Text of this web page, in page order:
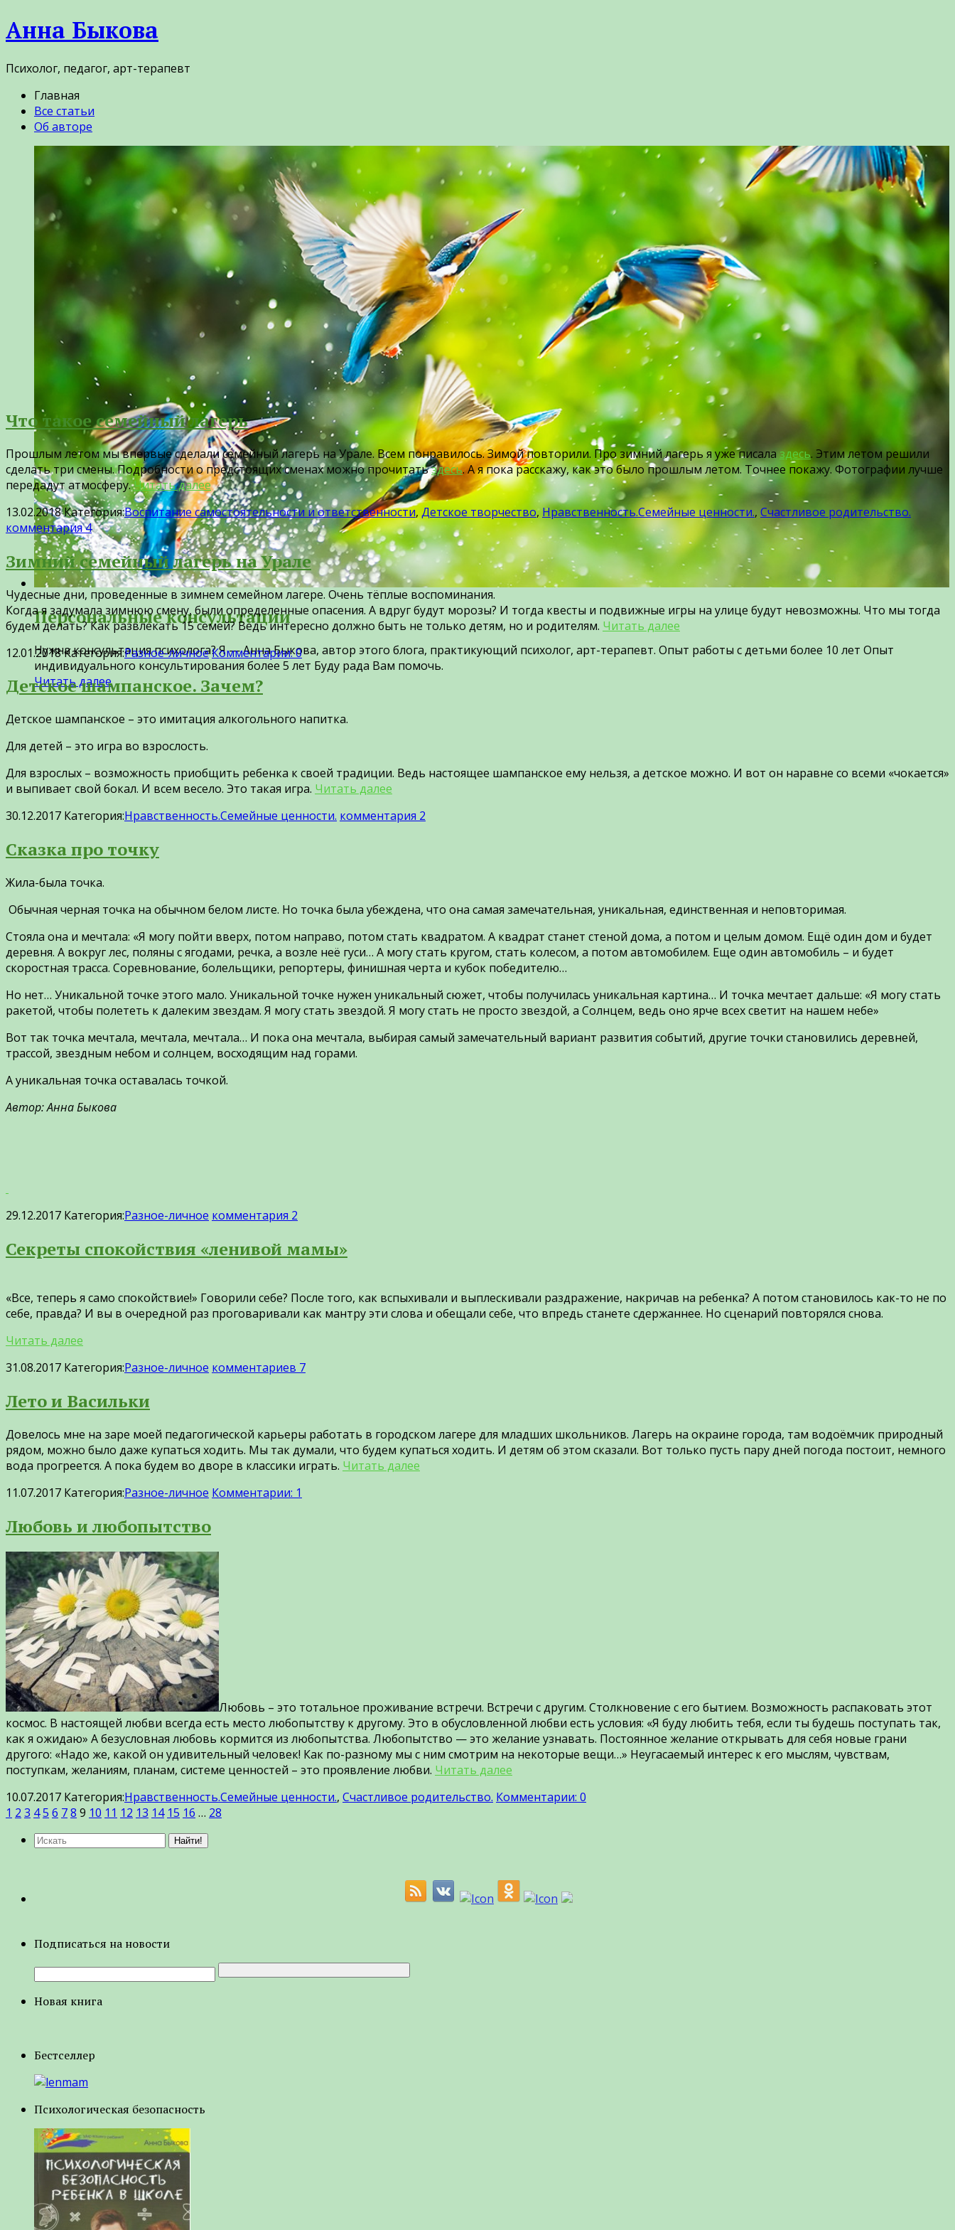
Анна Быкова
Психолог, педагог, арт-терапевт
Главная
Все статьи
Об авторе
Персональные консультации
Нужна консультация психолога? Я — Анна Быкова, автор этого блога, практикующий психолог, арт-терапевт. Опыт работы с детьми более 10 лет Опыт
индивидуального консультирования более 5 лет Буду рада Вам помочь.
Читать далее
Что такое семейный лагерь
Прошлым летом мы впервые сделали семейный лагерь на Урале. Всем понравилось. Зимой повторили. Про зимний лагерь я уже писалаздесь. Этим летом решили
сделать три смены. Подробности о предстоящих сменах можно прочитатьздесь. А я пока расскажу, как это было прошлым летом. Точнее покажу. Фотографии лучше
передадут атмосферу.Читать далее
13.02.2018Категория:Воспитание самостоятельности и ответственности, Детское творчество,Нравственность.Семейные ценности., Счастливое родительство.
комментария 4
Зимний семейный лагерь на Урале
Чудесные дни, проведенные в зимнем семейном лагере. Очень тёплые воспоминания.
Когда я задумала зимнюю смену, были определенные опасения. А вдруг будут морозы? И тогда квесты и подвижные игры на улице будут невозможны. Что мы тогда
будем делать? Как развлекать 15 семей? Ведь интересно должно быть не только детям, но и родителям. Читать далее
12.01.2018Категория:Разное-личноеКомментарии: 0
Детское шампанское. Зачем?
Детское шампанское – это имитация алкогольного напитка.
Для детей – это игра во взрослость.
Для взрослых – возможность приобщить ребенка к своей традиции. Ведь настоящее шампанское ему нельзя, а детское можно. И вот он наравне со всеми «чокается»
и выпивает свой бокал. И всем весело. Это такая игра. Читать далее
30.12.2017 Категория:Нравственность.Семейные ценности. комментария 2
Сказка про точку
Жила-была точка.
Обычная черная точка на обычном белом листе. Но точка была убеждена, что она самая замечательная, уникальная, единственная и неповторимая.
Стояла она и мечтала: «Я могу пойти вверх, потом направо, потом стать квадратом. А квадрат станет стеной дома, а потом и целым домом. Ещё один дом и будет
деревня. А вокруг лес, поляны с ягодами, речка, а возле неё гуси… А могу стать кругом, стать колесом, а потом автомобилем. Еще один автомобиль – и будет
скоростная трасса. Соревнование, болельщики, репортеры, финишная черта и кубок победителю…
Но нет… Уникальной точке этого мало. Уникальной точке нужен уникальный сюжет, чтобы получилась уникальная картина… И точка мечтает дальше: «Я могу стать
ракетой, чтобы полететь к далеким звездам. Я могу стать звездой. Я могу стать не просто звездой, а Солнцем, ведь оно ярче всех светит на нашем небе»
Вот так точка мечтала, мечтала, мечтала… И пока она мечтала, выбирая самый замечательный вариант развития событий, другие точки становились деревней,
трассой, звездным небом и солнцем, восходящим над горами.
А уникальная точка оставалась точкой.
Автор: Анна Быкова
29.12.2017 Категория:Разное-личное комментария 2
Секреты спокойствия «ленивой мамы»
«Все, теперь я само спокойствие!» Говорили себе? После того, как вспыхивали и выплескивали раздражение, накричав на ребенка? А потом становилось как-то не по
себе, правда? И вы в очередной раз проговаривали как мантру эти слова и обещали себе, что впредь станете сдержаннее. Но сценарий повторялся снова.
Читать далее
31.08.2017 Категория:Разное-личное комментариев 7
Лето и Васильки
Довелось мне на заре моей педагогической карьеры работать в городском лагере для младших школьников. Лагерь на окраине города, там водоёмчик природный
рядом, можно было даже купаться ходить. Мы так думали, что будем купаться ходить. И детям об этом сказали. Вот только пусть пару дней погода постоит, немного
вода прогреется. А пока будем во дворе в классики играть. Читать далее
11.07.2017 Категория:Разное-личное Комментарии: 1
Любовь и любопытство
Любовь – это тотальное проживание встречи. Встречи с другим. Столкновение с его бытием. Возможность распаковать этот
космос. В настоящей любви всегда есть место любопытству к другому. Это в обусловленной любви есть условия: «Я буду любить тебя, если ты будешь поступать так,
как я ожидаю» А безусловная любовь кормится из любопытства. Любопытство — это желание узнавать. Постоянное желание открывать для себя новые грани
другого: «Надо же, какой он удивительный человек! Как по-разному мы с ним смотрим на некоторые вещи…» Неугасаемый интерес к его мыслям, чувствам,
поступкам, желаниям, планам, системе ценностей – это проявление любви. Читать далее
10.07.2017 Категория:Нравственность.Семейные ценности., Счастливое родительство. Комментарии: 0
1 2 3 45 6 78 9 10 11 12 13 14 15 16 … 28
Подписаться на новости
Новая книга
Бестселлер
Психологическая безопасность